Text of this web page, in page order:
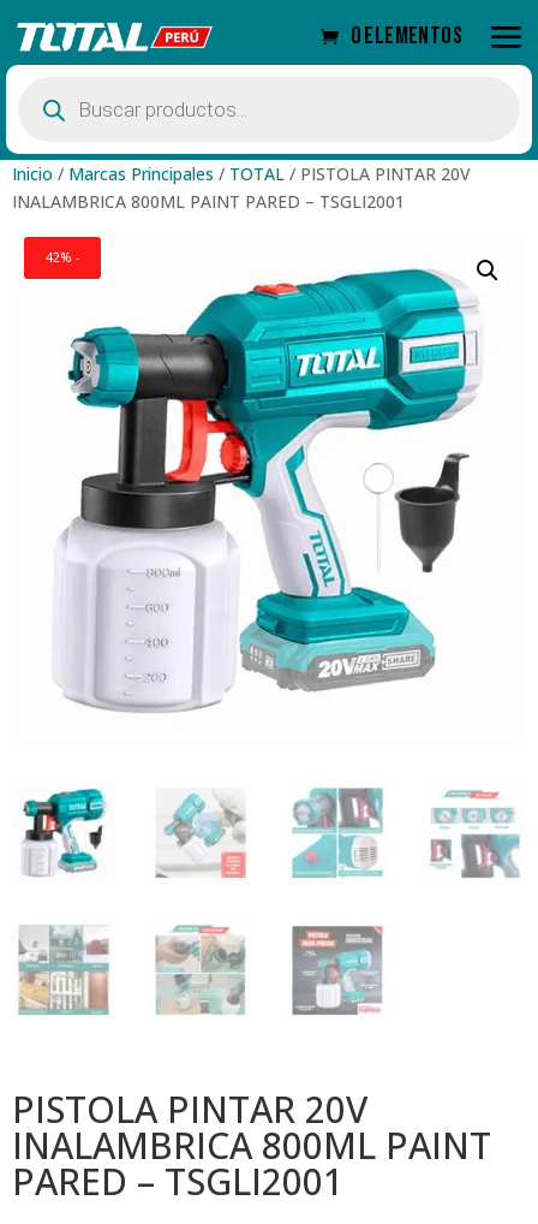
0 elementos
productos
Inicio / Marcas Principales / TOTAL / PISTOLA PINTAR 20V
INALAMBRICA 800ML PAINT PARED – TSGLI2001
42% -
PISTOLA PINTAR 20V
INALAMBRICA 800ML PAINT
PARED – TSGLI2001